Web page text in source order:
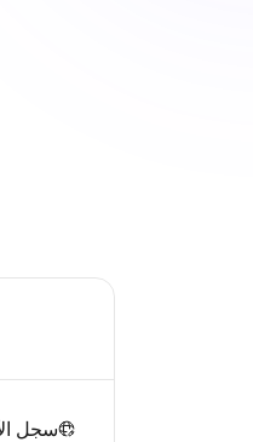
سجل